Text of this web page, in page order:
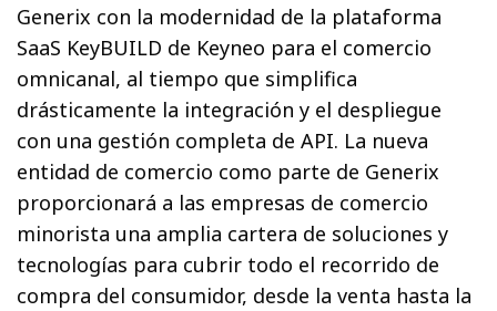
Generix con la modernidad de la plataforma
SaaS KeyBUILD de Keyneo para el comercio
omnicanal, al tiempo que simplifica
drásticamente la integración y el despliegue
con una gestión completa de API. La nueva
entidad de comercio como parte de Generix
proporcionará a las empresas de comercio
minorista una amplia cartera de soluciones y
tecnologías para cubrir todo el recorrido de
compra del consumidor, desde la venta hasta la